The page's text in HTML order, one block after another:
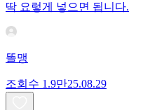
딱 요렇게 넣으면 됩니다.
똘맹
조회수 1.9만25.08.29